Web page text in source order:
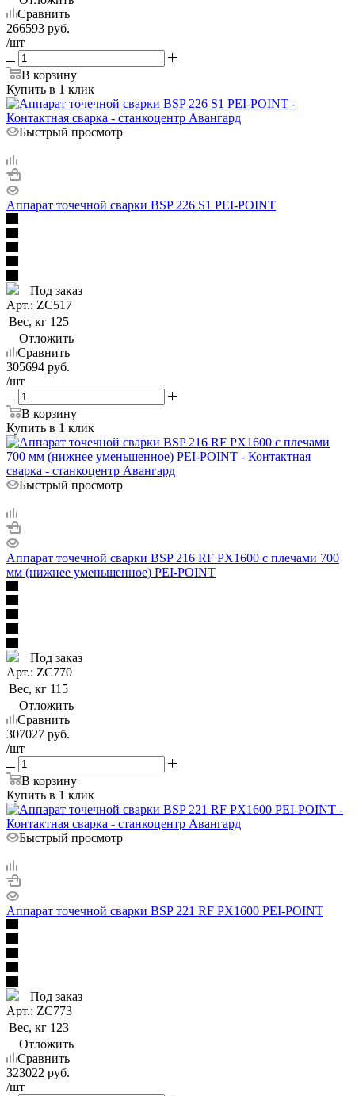
Сравнить
266593 руб.
/шт
В корзину
Купить в 1 клик
Быстрый просмотр
Аппарат точечной сварки BSP 226 S1 PEI-POINT
Под заказ
Арт.: ZC517
Вес, кг 125
Отложить
Сравнить
305694 руб.
/шт
В корзину
Купить в 1 клик
Быстрый просмотр
Аппарат точечной сварки BSP 216 RF PX1600 с плечами 700
мм (нижнее уменьшенное) PEI-POINT
Под заказ
Арт.: ZC770
Вес, кг 115
Отложить
Сравнить
307027 руб.
/шт
В корзину
Купить в 1 клик
Быстрый просмотр
Аппарат точечной сварки BSP 221 RF PX1600 PEI-POINT
Под заказ
Арт.: ZC773
Вес, кг 123
Отложить
Сравнить
323022 руб.
/шт